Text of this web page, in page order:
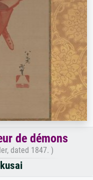
de démons
dated 1847. )